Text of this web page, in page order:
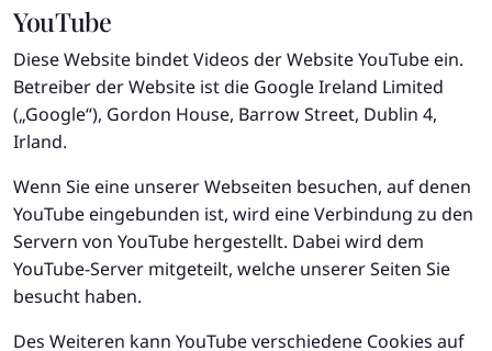
YouTube
Diese Website bindet Videos der Website YouTube ein.
Betreiber der Website ist die Google Ireland Limited
(„Google“), Gordon House, Barrow Street, Dublin 4,
Irland.
Wenn Sie eine unserer Webseiten besuchen, auf denen
YouTube eingebunden ist, wird eine Verbindung zu den
Servern von YouTube hergestellt. Dabei wird dem
YouTube-Server mitgeteilt, welche unserer Seiten Sie
besucht haben.
Des Weiteren kann YouTube verschiedene Cookies auf